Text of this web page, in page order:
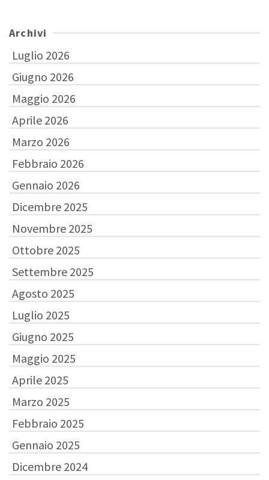
Archivi
Luglio 2026
Giugno 2026
Maggio 2026
Aprile 2026
Marzo 2026
Febbraio 2026
Gennaio 2026
Dicembre 2025
Novembre 2025
Ottobre 2025
Settembre 2025
Agosto 2025
Luglio 2025
Giugno 2025
Maggio 2025
Aprile 2025
Marzo 2025
Febbraio 2025
Gennaio 2025
Dicembre 2024